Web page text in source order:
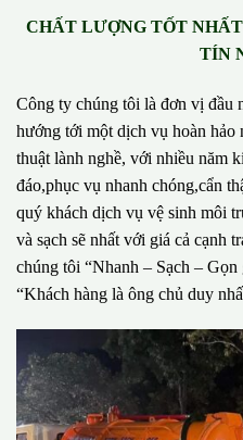
CHẤT LƯỢNG TỐT
TÍN
Công ty chúng tôi là đơn vị đầu
hướng tới một dịch vụ hoàn
thuật lành nghề, với nhiều năm
đáo,phục vụ nhanh chóng,cẩn
quý khách dịch vụ vệ sinh môi
và sạch sẽ nhất với giá cả cạnh
chúng tôi “Nhanh – Sạch –
“Khách hàng là ông chủ duy